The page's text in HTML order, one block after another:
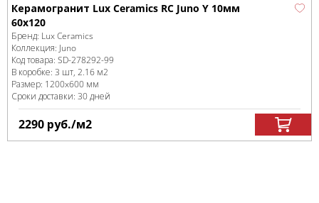
Керамогранит Lux Ceramics RC Juno Y 10мм
60x120
Бренд: Lux Ceramics
Коллекция: Juno
Код товара: SD-278292-99
В коробке: 3 шт, 2.16 м2
Размер: 1200x600 мм
Сроки доставки: 30 дней
2290 руб./м2